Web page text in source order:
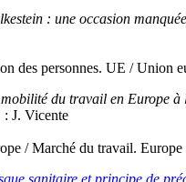
: une occasion
des personnes. UE / Union
du travail en Europe à
: J. Vicente
/ Marché du travail.
sanitaire et principe de